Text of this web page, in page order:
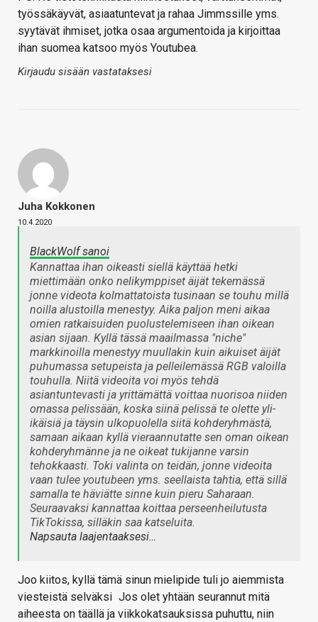
työssäkäyvät, asiaatuntevat ja rahaa Jimmssille yms.
syytävät ihmiset, jotka osaa argumentoida ja kirjoittaa
ihan suomea katsoo myös Youtubea.
Kirjaudu sisään vastataksesi
Juha Kokkonen
10.4.2020
BlackWolf sanoi
Kannattaa ihan oikeasti siellä käyttää hetki
miettimään onko nelikymppiset äijät tekemässä
jonne videota kolmattatoista tusinaan se touhu millä
noilla alustoilla menestyy. Aika paljon meni aikaa
omien ratkaisuiden puolustelemiseen ihan oikean
asian sijaan. Kyllä tässä maailmassa "niche"
markkinoilla menestyy muullakin kuin aikuiset äijät
puhumassa setupeista ja pelleilemässä RGB valoilla
touhulla. Niitä videoita voi myös tehdä
asiantuntevasti ja yrittämättä voittaa nuorisoa niiden
omassa pelissään, koska siinä pelissä te olette yli-
ikäisiä ja täysin ulkopuolella siitä kohderyhmästä,
samaan aikaan kyllä vieraannutatte sen oman oikean
kohderyhmänne ja ne oikeat tukijanne varsin
tehokkaasti. Toki valinta on teidän, jonne videoita
vaan tulee youtubeen yms. seellaista tahtia, että sillä
samalla te häviätte sinne kuin pieru Saharaan.
Seuraavaksi kannattaa koittaa perseenheilutusta
TikTokissa, silläkin saa katseluita.
Napsauta laajentaaksesi…
Joo kiitos, kyllä tämä sinun mielipide tuli jo aiemmista
viesteistä selväksi Jos olet yhtään seurannut mitä
aiheesta on täällä ja viikkokatsauksissa puhuttu, niin